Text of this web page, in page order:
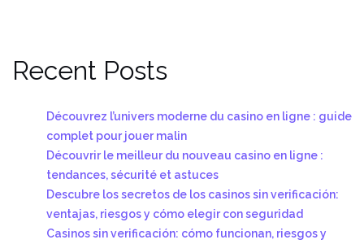
Recent Posts
Découvrez l’univers moderne du casino en ligne : guide
complet pour jouer malin
Découvrir le meilleur du nouveau casino en ligne :
tendances, sécurité et astuces
Descubre los secretos de los casinos sin verificación:
ventajas, riesgos y cómo elegir con seguridad
Casinos sin verificación: cómo funcionan, riesgos y